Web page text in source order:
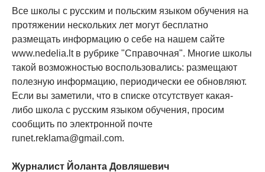
Все школы с русским и польским языком обучения на
протяжении нескольких лет могут бесплатно
размещать информацию о себе на нашем сайте
www.nedelia.lt в рубрике "Справочная". Многие школы
такой возможностью воспользовались: размещают
полезную информацию, периодически ее обновляют.
Если вы заметили, что в списке отсутствует какая-
либо школа с русским языком обучения, просим
сообщить по электронной почте
runet.reklama@gmail.com.
Журналист Йоланта Довляшевич